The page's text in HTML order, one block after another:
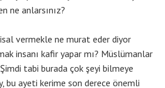
ne anlarsınız?
vermekle ne murat eder diyor
insanı kafir yapar mı? Müslümanlar
tabi burada çok şeyi bilmeye
bu ayeti kerime son derece önemli